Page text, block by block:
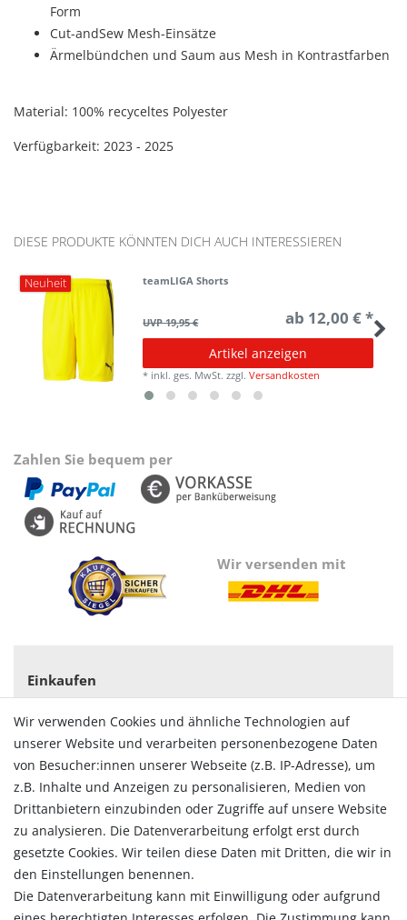
Form
Cut-andSew Mesh-Einsätze
Ärmelbündchen und Saum aus Mesh in Kontrastfarben
Material: 100% recyceltes Polyester
Verfügbarkeit: 2023 - 2025
DIESE PRODUKTE KÖNNTEN DICH AUCH INTERESSIEREN
Neuheit teamLIGA Shorts
UVP 19,95 € ab 12,00 € *
Artikel anzeigen
* inkl. ges. MwSt. zzgl.Versandkosten
Zahlen Sie bequem per
Wir versenden mit
Einkaufen
Zahlungsarten
Versandarten & -kosten
Widerrufsrecht
Vertrag widerrufen
Konto
Login
Registrieren
Warenkorb
Zur Kasse
Wir verwenden Cookies und ähnliche Technologien auf
unserer Website und verarbeiten personenbezogene Daten
von Besucher:innen unserer Webseite (z.B. IP-Adresse), um
z.B. Inhalte und Anzeigen zu personalisieren, Medien von
Drittanbietern einzubinden oder Zugriffe auf unsere Website
zu analysieren. Die Datenverarbeitung erfolgt erst durch
gesetzte Cookies. Wir teilen diese Daten mit Dritten, die wir in
den Einstellungen benennen.
Die Datenverarbeitung kann mit Einwilligung oder aufgrund